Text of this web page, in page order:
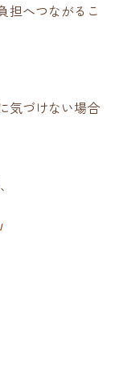
担へつながるこ
気づけない場合